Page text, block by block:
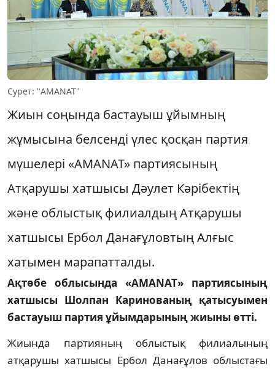
Сурет: "AMANAT"
Жиын соңында бастауыш ұйымның
жұмысына белсенді үлес қосқан партия
мүшелері «AMANAT» партиясының
Атқарушы хатшысы Дәулет Кәрібектің
және облыстық филиалдың Атқарушы
хатшысы Ербол Данағұловтың Алғыс
хатымен марапатталды.
Ақтөбе облысында «AMANAT» партиясының
хатшысы Шолпан Каринованың қатысуымен
бастауыш партия ұйымдарының жиыны өтті.
Жиында партияның облыстық филиалының
атқарушы хатшысы Ербол Данағұлов облыстағы